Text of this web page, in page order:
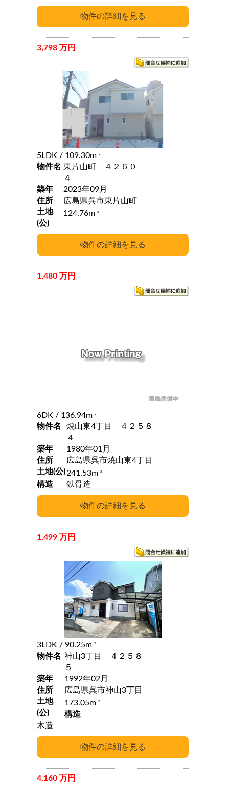
3,798 万円
5LDK / 109.30m 2
物件名 東片山町 ４２６０
４
築年
2023年09月
住所
広島県呉市東片山町
土地
(公)
124.76m 2
1,480 万円
6DK / 136.94m 2
物件名
焼山東4丁目 ４２５８
４
築年
1980年01月
住所
広島県呉市焼山東4丁目
土地(公)241.53m2
構造 鉄骨造
1,499 万円
3LDK / 90.25m 2
物件名 神山3丁目 ４２５８
５
築年
1992年02月
住所
広島県呉市神山3丁目
土地
(公)
173.05m2
構造
木造
4,160 万円